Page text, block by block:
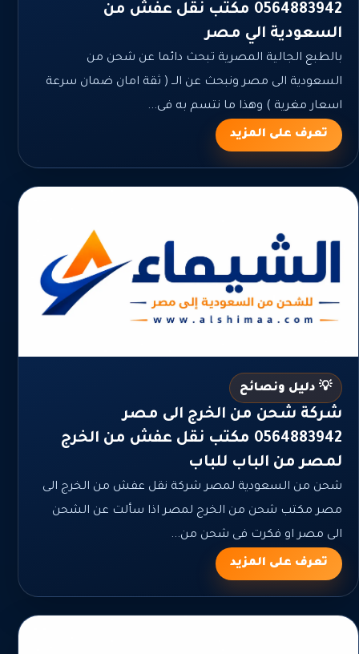
0564883942 مكتب نقل عفش من
السعودية الي مصر
بالطبع الجالية المصرية تبحث دائما عن شحن من
السعودية الى مصر ونبحث عن الــ ( ثقة امان ضمان سرعة
اسعار مغرية ) وهذا ما نتسم به فى...
تعرف على المزيد
💡 دليل ونصائح
شركة شحن من الخرج الى مصر
0564883942 مكتب نقل عفش من الخرج
لمصر من الباب للباب
شحن من السعودية لمصر شركة نقل عفش من الخرج الى
مصر مكتب شحن من الخرج لمصر اذا سألت عن الشحن
الى مصر او فكرت فى شحن من...
تعرف على المزيد